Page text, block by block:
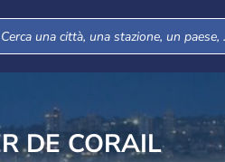
DE CORAIL